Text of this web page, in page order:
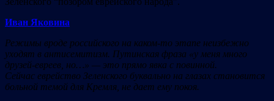
Иван Яковина
Режимы вроде российского на каком-то этапе неизбежно
уходят в антисемитизм. Путинская фраза «у меня много
друзей-евреев, но…» — это прямо явка с повинной.
Сейчас еврейство Зеленского буквально на глазах становится
больной темой для Кремля, не дает ему покоя.